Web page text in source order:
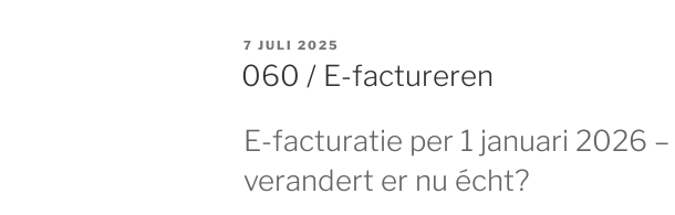
GEPLAATST
OP
7 JULI 2025
060 / E-factureren
E-facturatie per 1 januari 2026
verandert er nu écht?